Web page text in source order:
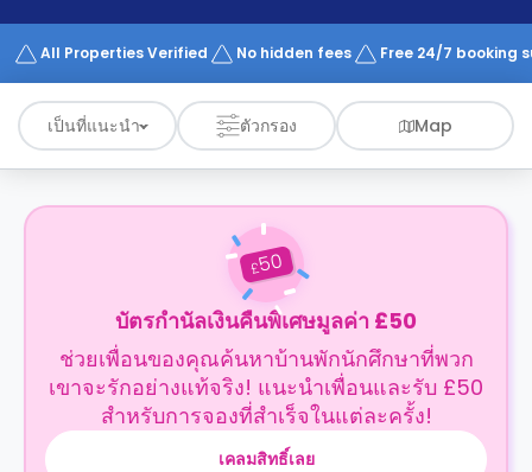
Works
All Properties Verified No hidden fees Free 24/7 booking
เป็นที่แนะนำ ตัวกรอง Map
£50
บัตรกำนัลเงินคืนพิเศษมูลค่า £50
ช่วยเพื่อนของคุณค้นหาบ้านพักนักศึกษาที่พวก
เขาจะรักอย่างแท้จริง! แนะนำเพื่อนและรับ £50
สำหรับการจองที่สำเร็จในแต่ละครั้ง!
เคลมสิทธิ์เลย